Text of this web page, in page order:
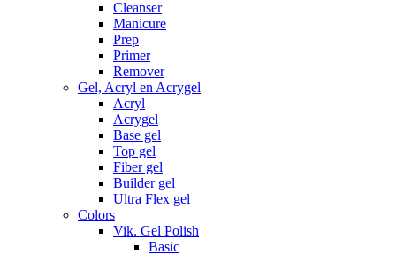
Cleanser
Manicure
Prep
Primer
Remover
Gel, Acryl en Acrygel
Acryl
Acrygel
Base gel
Top gel
Fiber gel
Builder gel
Ultra Flex gel
Colors
Vik. Gel Polish
Basic